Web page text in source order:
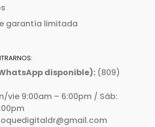
garantía limitada
disponible):(809)
vie 9:00am – 6:00pm / Sáb: